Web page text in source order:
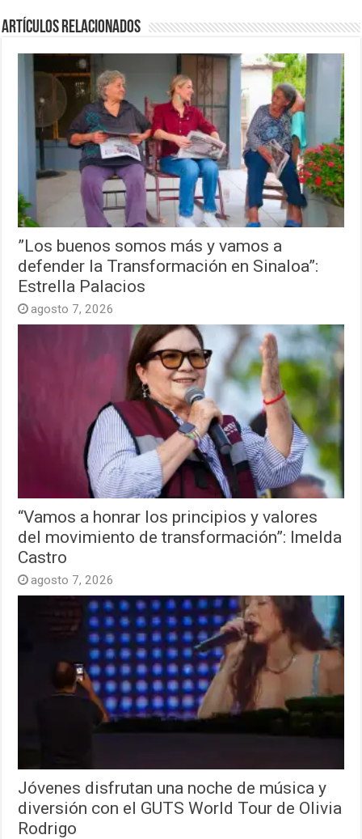
Artículos relacionados
”Los buenos somos más y vamos a
defender la Transformación en Sinaloa”:
Estrella Palacios
agosto 7, 2026
“Vamos a honrar los principios y valores
del movimiento de transformación”: Imelda
Castro
agosto 7, 2026
Jóvenes disfrutan una noche de música y
diversión con el GUTS World Tour de Olivia
Rodrigo